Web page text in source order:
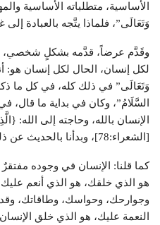
الأساسية، متطلباته الأساسية
وَتَعَالَى”، فلماذا يتَّجه بالعبادة إلى
وقَدَّم عرضاً، قدَّمه بشكلٍ شخصي،
لكل إنسان، الحال لكل إنسان هو:
وَتَعَالَى” في ذلك كله، في كل ما
السَّلَامُ”، وكان في بداية ما قال،
الإنسان بالله، وحاجته إلى الله:
[الشعراء:78]، وبدأنا بالحديث عن ذلك في محاضرة الأمس.
كما قلنا: الإنسان في وجوده مفتقرٌ
هو الذي خلقك، هو الذي أنعم
وجوارحك، وحواسك، وطاقاتك،
النعمة عليك، هو الذي خلق